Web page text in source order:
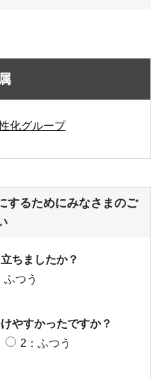
化グループ
するためにみなさまのご
ちましたか？
ふつう
やすかったですか？
2：ふつう